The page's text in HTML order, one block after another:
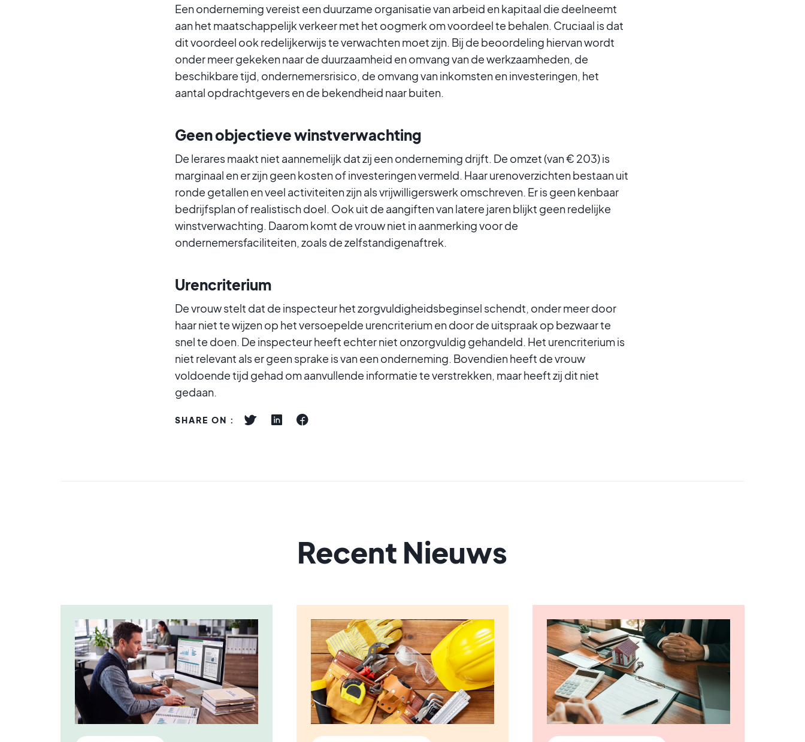
Een onderneming vereist een duurzame organisatie van arbeid en kapitaal die deelneemt
aan het maatschappelijk verkeer met het oogmerk om voordeel te behalen. Cruciaal is dat
dit voordeel ook redelijkerwijs te verwachten moet zijn. Bij de beoordeling hiervan wordt
onder meer gekeken naar de duurzaamheid en omvang van de werkzaamheden, de
beschikbare tijd, ondernemersrisico, de omvang van inkomsten en investeringen, het
aantal opdrachtgevers en de bekendheid naar buiten.
Geen objectieve winstverwachting
De lerares maakt niet aannemelijk dat zij een onderneming drijft. De omzet (van € 203) is
marginaal en er zijn geen kosten of investeringen vermeld. Haar urenoverzichten bestaan uit
ronde getallen en veel activiteiten zijn als vrijwilligerswerk omschreven. Er is geen kenbaar
bedrijfsplan of realistisch doel. Ook uit de aangiften van latere jaren blijkt geen redelijke
winstverwachting. Daarom komt de vrouw niet in aanmerking voor de
ondernemersfaciliteiten, zoals de zelfstandigenaftrek.
Urencriterium
De vrouw stelt dat de inspecteur het zorgvuldigheidsbeginsel schendt, onder meer door
haar niet te wijzen op het versoepelde urencriterium en door de uitspraak op bezwaar te
snel te doen. De inspecteur heeft echter niet onzorgvuldig gehandeld. Het urencriterium is
niet relevant als er geen sprake is van een onderneming. Bovendien heeft de vrouw
voldoende tijd gehad om aanvullende informatie te verstrekken, maar heeft zij dit niet
gedaan.
SHARE ON :
Recent Nieuws